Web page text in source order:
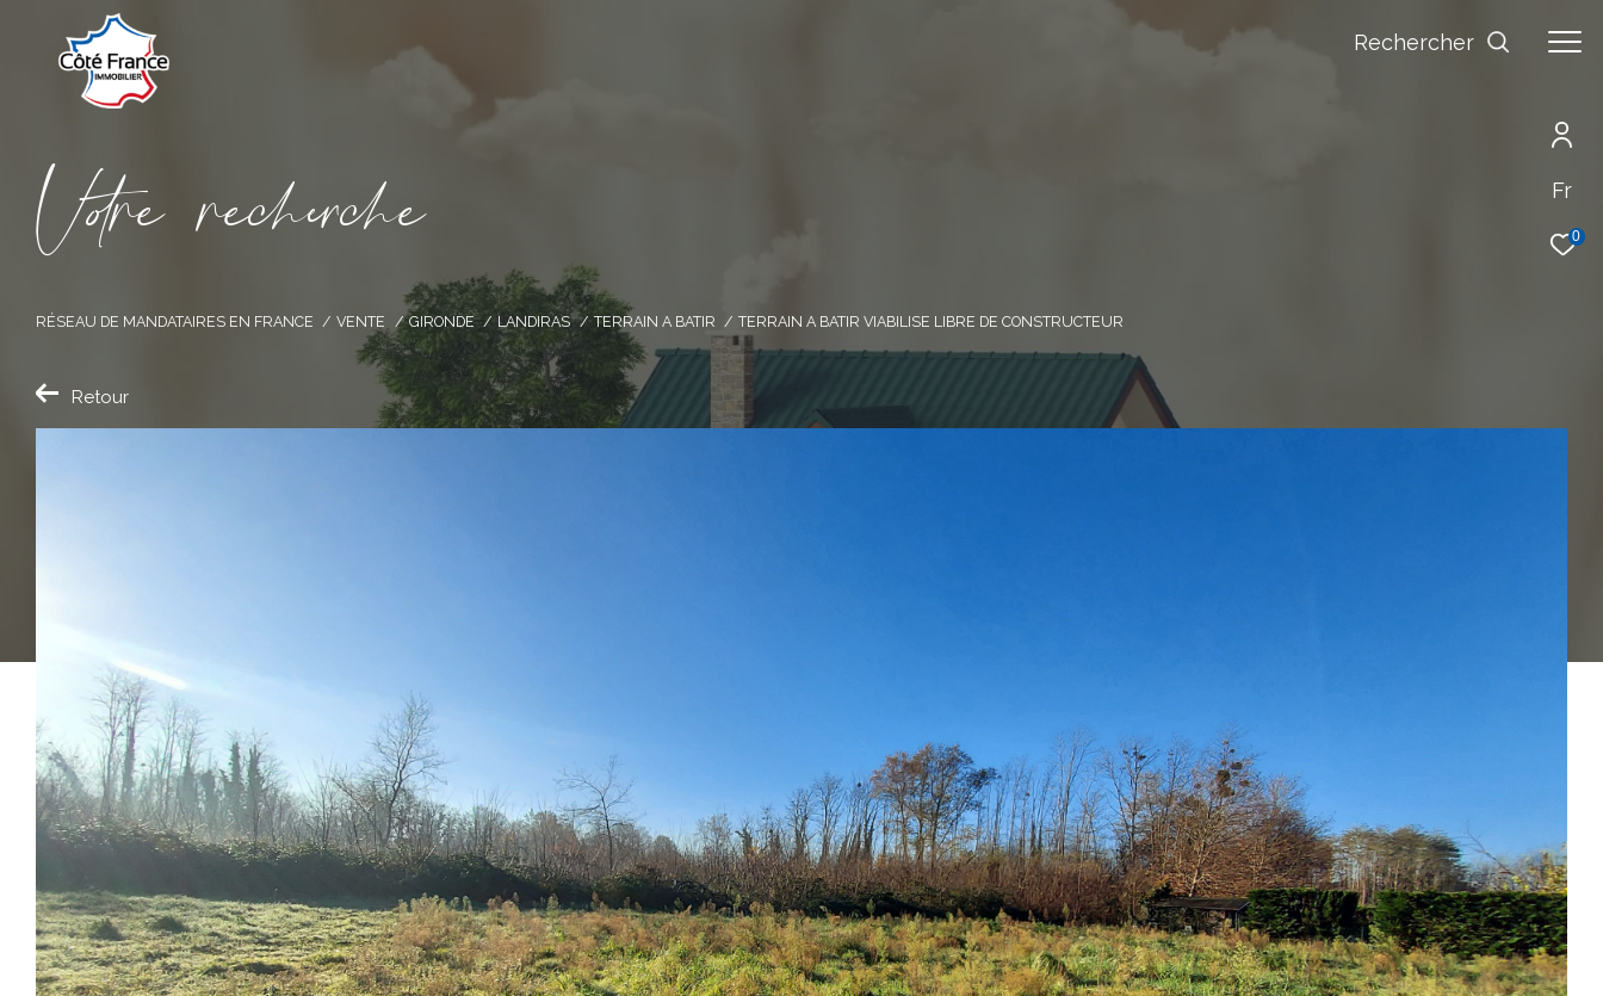
Fr
0
Rechercher
Vore recece
RÉSEAU DE MANDATAIRES EN FRANCE VENTE GIRONDE LANDIRAS TERRAIN A BATIR TERRAIN A BATIR VIABILISE LIBRE DE CONSTRUCTEUR
Retour